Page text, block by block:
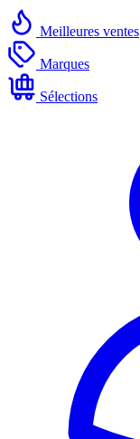
Meilleures ventes
Marques
Sélections